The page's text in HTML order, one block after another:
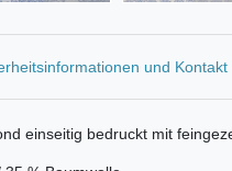
und Kontakt
einseitig bedruckt mit